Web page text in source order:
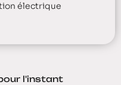
électrique
l'instant